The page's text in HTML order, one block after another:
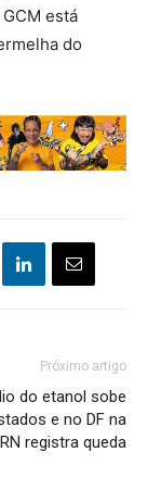
está
do
Próximo artigo
do etanol sobe
e no DF na
registra queda